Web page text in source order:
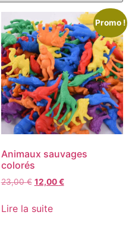
Promo !
Animaux sauvages
colorés
23,00€ 12,00€
Lire la suite